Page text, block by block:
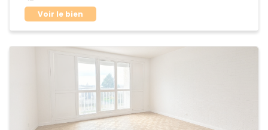
Voir le bien